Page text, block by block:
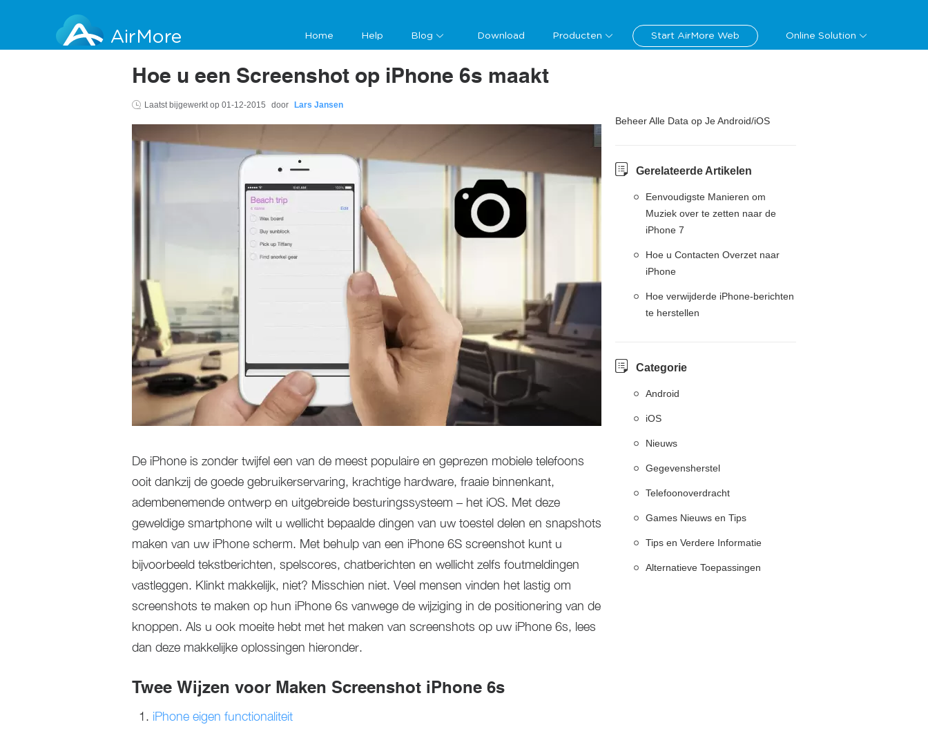
AirMore Home Help Blog Download Producten Start AirMore Web Online Solution
Hoe u een Screenshot op iPhone 6s maakt
Laatst bijgewerkt op 01-12-2015 door Lars Jansen
De iPhone is zonder twijfel een van de meest populaire en geprezen mobiele telefoons
ooit dankzij de goede gebruikerservaring, krachtige hardware, fraaie binnenkant,
adembenemende ontwerp en uitgebreide besturingssysteem – het iOS. Met deze
geweldige smartphone wilt u wellicht bepaalde dingen van uw toestel delen en snapshots
maken van uw iPhone scherm. Met behulp van een iPhone 6S screenshot kunt u
bijvoorbeeld tekstberichten, spelscores, chatberichten en wellicht zelfs foutmeldingen
vastleggen. Klinkt makkelijk, niet? Misschien niet. Veel mensen vinden het lastig om
screenshots te maken op hun iPhone 6s vanwege de wijziging in de positionering van de
knoppen. Als u ook moeite hebt met het maken van screenshots op uw iPhone 6s, lees
dan deze makkelijke oplossingen hieronder.
Twee Wijzen voor Maken Screenshot iPhone 6s
iPhone eigen functionaliteit
Beheer Alle Data op Je Android/iOS
Gerelateerde Artikelen
Eenvoudigste Manieren om
Muziek over te zetten naar de
iPhone 7
Hoe u Contacten Overzet naar
iPhone
Hoe verwijderde iPhone-berichten
te herstellen
Categorie
Android
iOS
Nieuws
Gegevensherstel
Telefoonoverdracht
Games Nieuws en Tips
Tips en Verdere Informatie
Alternatieve Toepassingen